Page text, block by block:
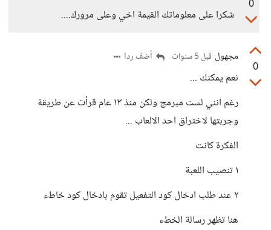
0
شكرا على معلوماتك القيمة اخي وعلى مرورك....
0
مجهول قبل 5 سنوات أضف ردا
نعم يمكنك ...
رغم انني لست مبرمج ولكن منذ ١٣ عام قرأت عن طريقة
وجربتها لاختراق احد الالعاب ...
الفكرة كانت
١ تنصيب اللعبة
٢ عند طلب ادخال كود التفعيل تقوم بادخال كود خاطء
هنا تظهر رسالة الخطء